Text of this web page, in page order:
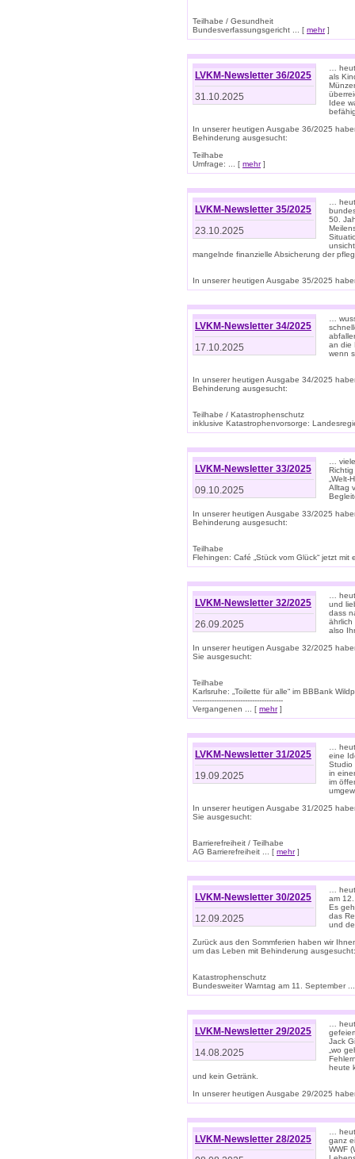
Teilhabe / Gesundheit
Bundesverfassungsgericht ... [ mehr]
LVKM-Newsletter 36/2025
31.10.2025
…
als
Idee
In unserer heutigen Ausgabe 36/2025
Behinderung ausgesucht:
Teilhabe
Umfrage: ... [ mehr]
LVKM-Newsletter 35/2025
23.10.2025
…
50.
mangelnde finanzielle Absicherung der
In unserer heutigen Ausgabe 35/2025
LVKM-Newsletter 34/2025
17.10.2025
…
an die
wenn
In unserer heutigen Ausgabe 34/2025
Behinderung ausgesucht:
Teilhabe / Katastrophenschutz
inklusive Katastrophenvorsorge:
LVKM-Newsletter 33/2025
09.10.2025
…
Alltag
In unserer heutigen Ausgabe 33/2025
Behinderung ausgesucht:
Teilhabe
Flehingen: Café „Stück vom Glück“ jetzt mit
LVKM-Newsletter 32/2025
26.09.2025
…
und
dass
ährlich
also
In unserer heutigen Ausgabe 32/2025
Sie ausgesucht:
Teilhabe
Karlsruhe: „Toilette für alle“ im BBBank
--------------------------------------
Vergangenen ... [ mehr]
LVKM-Newsletter 31/2025
19.09.2025
…
eine
Studio
in
im
In unserer heutigen Ausgabe 31/2025
Sie ausgesucht:
Barrierefreiheit / Teilhabe
AG Barrierefreiheit ... [ mehr]
LVKM-Newsletter 30/2025
12.09.2025
…
am
Es
das
und
Zurück aus den Sommferien haben wir
um das Leben mit Behinderung ausgesucht:
Katastrophenschutz
Bundesweiter Warntag am 11. September
LVKM-Newsletter 29/2025
14.08.2025
…
Jack
„wo
heute
und kein Getränk.
In unserer heutigen Ausgabe 29/2025
LVKM-Newsletter 28/2025
…
ganz
WWF